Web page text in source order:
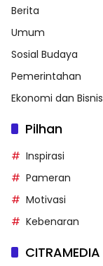
Berita
Umum
Sosial Budaya
Pemerintahan
Ekonomi dan Bisnis
Pilhan
Inspirasi
Pameran
Motivasi
Kebenaran
CITRAMEDIA